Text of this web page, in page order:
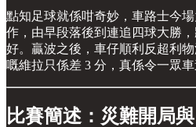
點知足球就係咁奇妙，車路士今
作，由早段落後到連追四球大勝
好。贏波之後，車仔順利反超利
嘅維拉只係差 3 分，真係令一眾
比賽簡述：災難開局